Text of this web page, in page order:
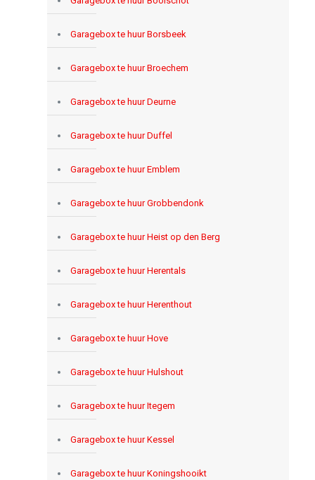
Garagebox te huur Borsbeek
Garagebox te huur Broechem
Garagebox te huur Deurne
Garagebox te huur Duffel
Garagebox te huur Emblem
Garagebox te huur Grobbendonk
Garagebox te huur Heist op den Berg
Garagebox te huur Herentals
Garagebox te huur Herenthout
Garagebox te huur Hove
Garagebox te huur Hulshout
Garagebox te huur Itegem
Garagebox te huur Kessel
Garagebox te huur Koningshooikt